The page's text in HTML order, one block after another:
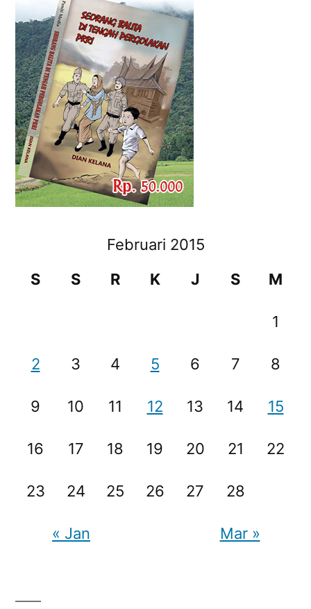
Februari 2015
S
S R K J S M
1
2 3 4 5 6 7 8
9 10 11 12 13 14 15
16 17 18 19 20 21 22
23 24 25 26 27 28
« Jan Mar »